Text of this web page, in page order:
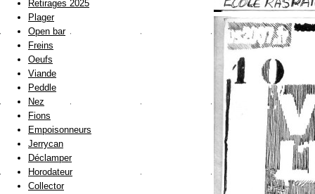
Retirages 2025
Plager
Open bar
Freins
Oeufs
Viande
Peddle
Nez
Fions
Empoisonneurs
Jerrycan
Déclamper
Horodateur
Collector